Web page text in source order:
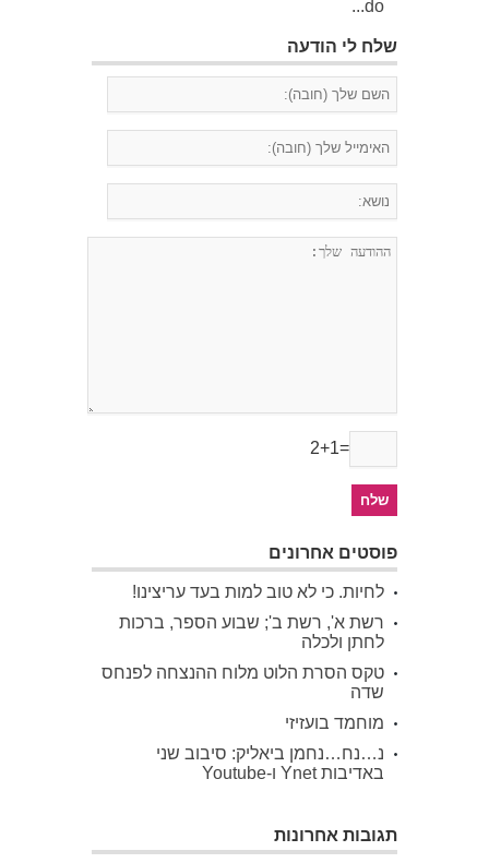
do...
שלח לי הודעה
2+1=
פוסטים אחרונים
לחיות. כי לא טוב למות בעד עריצינו!
רשת א', רשת ב'; שבוע הספר, ברכות
לחתן ולכלה
טקס הסרת הלוט מלוח ההנצחה לפנחס
שדה
מוחמד בועזיזי
נ…נח…נחמן ביאליק: סיבוב שני
באדיבות Ynet ו-Youtube
תגובות אחרונות